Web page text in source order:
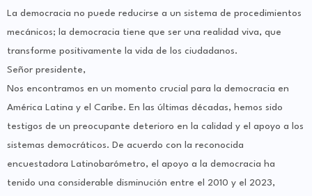
La democracia no puede reducirse a un sistema de procedimientos
mecánicos; la democracia tiene que ser una realidad viva, que
transforme positivamente la vida de los ciudadanos.
Señor presidente,
Nos encontramos en un momento crucial para la democracia en
América Latina y el Caribe. En las últimas décadas, hemos sido
testigos de un preocupante deterioro en la calidad y el apoyo a los
sistemas democráticos. De acuerdo con la reconocida
encuestadora Latinobarómetro, el apoyo a la democracia ha
tenido una considerable disminución entre el 2010 y el 2023,